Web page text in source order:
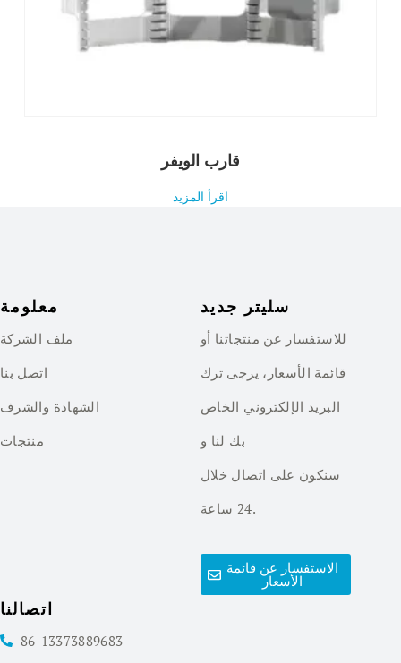
قارب الويفر
اقرأ المزيد
معلومة
ملف الشركة
اتصل بنا
الشهادة والشرف
منتجات
سليتر جديد
للاستفسار عن منتجاتنا أو
قائمة الأسعار، يرجى ترك
البريد الإلكتروني الخاص
بك لنا و
سنكون على اتصال خلال
24 ساعة.
الاستفسار عن قائمة
الأسعار
اتصالنا
86-13373889683